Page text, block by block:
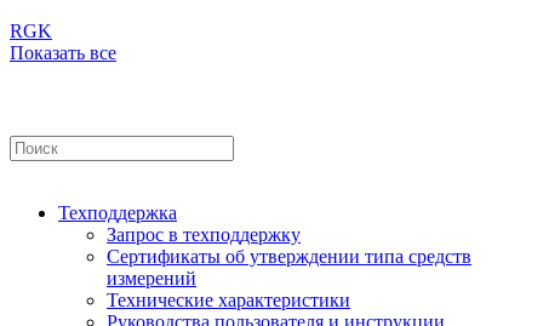
RGK
Показать все
Техподдержка
Запрос в техподдержку
Сертификаты об утверждении типа средств
измерений
Технические характеристики